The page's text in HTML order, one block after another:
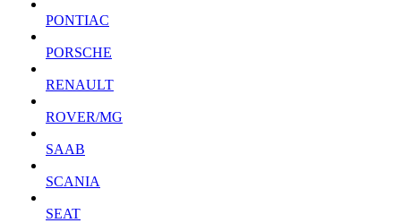
PONTIAC
PORSCHE
RENAULT
ROVER/MG
SAAB
SCANIA
SEAT